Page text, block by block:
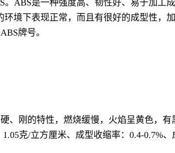
。ABS是一种强度高、韧性好、易于加工
境下表现正常，而且有很好的成型性，
牌号。
、刚的特性，燃烧缓慢，火焰呈黄色，有
克/立方厘米、成型收缩率：0.4-0.7%、